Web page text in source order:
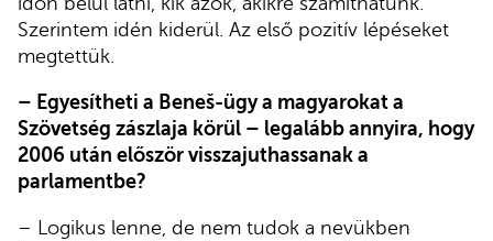
Szerintem idén kiderül. Az első pozitív lépéseket
megtettük.
– Egyesítheti a Beneš-ügy a magyarokat a
Szövetség zászlaja körül – legalább annyira, hogy
2006 után először visszajuthassanak a
parlamentbe?
– Logikus lenne, de nem tudok a nevükben